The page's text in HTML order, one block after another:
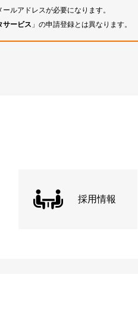
ルアドレスが必要になります。
サービス 」の申請登録とは異なります。
採用情報